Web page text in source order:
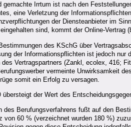
gemachte Irrtum ist nach den
eine Verletzung der
der Diensteanbieter im
sind, kommt der Online-
des KSchG über
der Informationspflichten ist jedoch
Vertragspartners (Zankl, ecolex, 416;
vermeinte Unwirksamkeit
somit ein Erfolg zu versagen.
der Wert des
des Berufungsverfahrens fußt auf den
von 60 % (verzeichnet wurden 180 %)